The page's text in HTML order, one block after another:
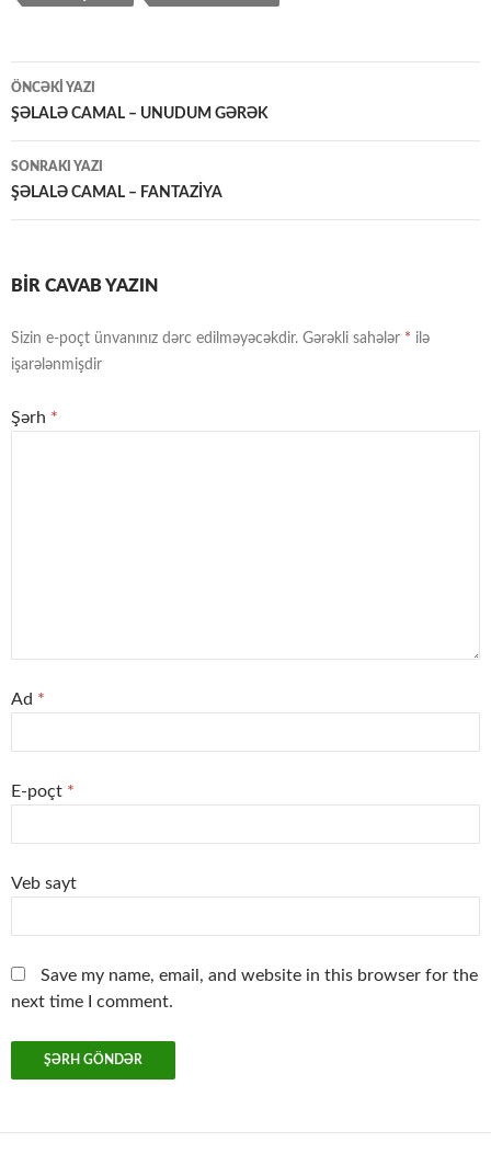
Yazılar
üzrə
naviqasiya
ÖNCƏKI YAZI
ŞƏLALƏ CAMAL – UNUDUM GƏRƏK
SONRAKI YAZI
ŞƏLALƏ CAMAL – FANTAZİYA
BIR CAVAB YAZIN
Sizin e-poçt ünvanınız dərc edilməyəcəkdir. Gərəkli sahələr * ilə
işarələnmişdir
Şərh *
Ad *
E-poçt *
Veb sayt
Save my name, email, and website in this browser for the
next time I comment.